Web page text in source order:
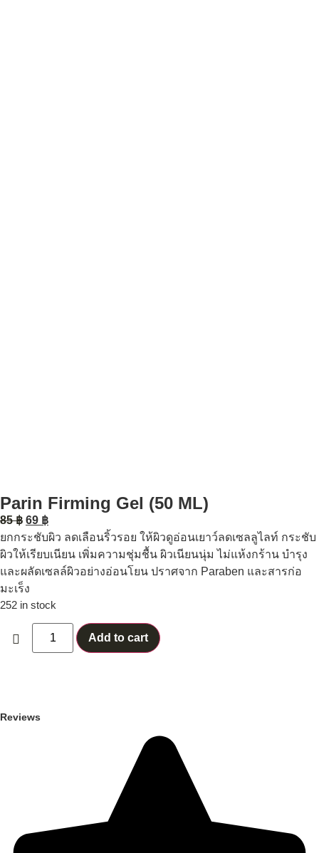
Parin Firming Gel (50 ML)
85฿ 69 ฿
ยกกระชับผิว ลดเลือนริ้วรอย ให้ผิวดูอ่อนเยาว์ลดเซลลูไลท์ กระชับ
ผิวให้เรียบเนียน เพิ่มความชุ่มชื้น ผิวเนียนนุ่ม ไม่แห้งกร้าน บำรุง
และผลัดเซลล์ผิวอย่างอ่อนโยน ปราศจาก Paraben และสารก่อ
มะเร็ง
252 in stock
Add to cart
Reviews